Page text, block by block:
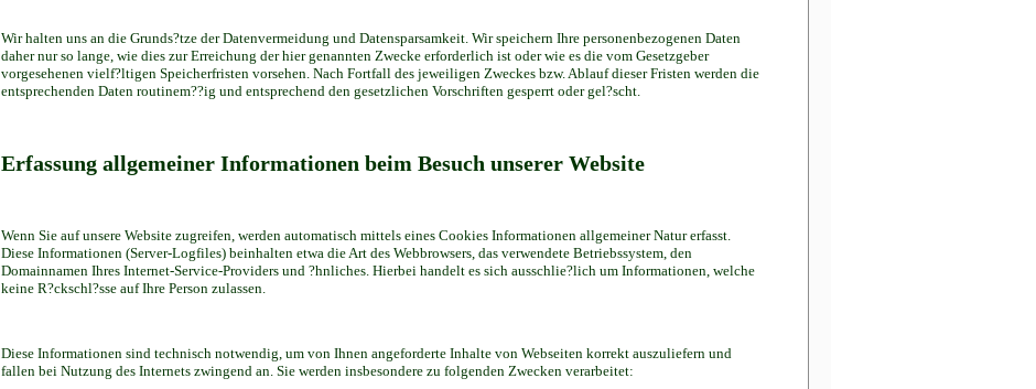
Wir halten uns an die Grunds?tze der Datenvermeidung und Datensparsamkeit. Wir speichern Ihre personenbezogenen Daten
daher nur so lange, wie dies zur Erreichung der hier genannten Zwecke erforderlich ist oder wie es die vom Gesetzgeber
vorgesehenen vielf?ltigen Speicherfristen vorsehen. Nach Fortfall des jeweiligen Zweckes bzw. Ablauf dieser Fristen werden die
entsprechenden Daten routinem??ig und entsprechend den gesetzlichen Vorschriften gesperrt oder gel?scht.
Erfassung allgemeiner Informationen beim Besuch unserer Website
Wenn Sie auf unsere Website zugreifen, werden automatisch mittels eines Cookies Informationen allgemeiner Natur erfasst.
Diese Informationen (Server-Logfiles) beinhalten etwa die Art des Webbrowsers, das verwendete Betriebssystem, den
Domainnamen Ihres Internet-Service-Providers und ?hnliches. Hierbei handelt es sich ausschlie?lich um Informationen, welche
keine R?ckschl?sse auf Ihre Person zulassen.
Diese Informationen sind technisch notwendig, um von Ihnen angeforderte Inhalte von Webseiten korrekt auszuliefern und
fallen bei Nutzung des Internets zwingend an. Sie werden insbesondere zu folgenden Zwecken verarbeitet: